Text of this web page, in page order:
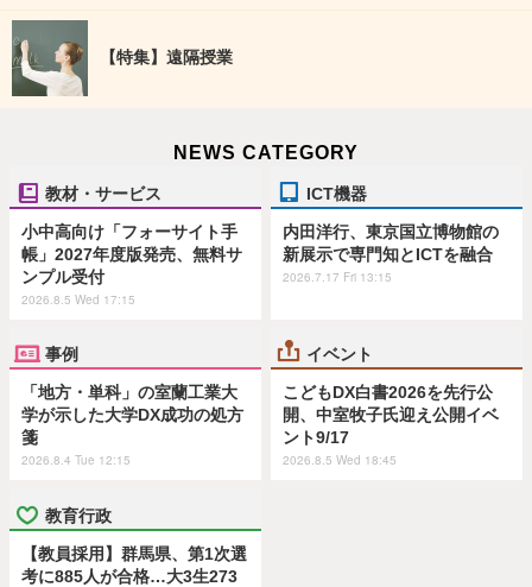
【特集】遠隔授業
NEWS CATEGORY
教材・サービス
小中高向け「フォーサイト手
帳」2027年度版発売、無料サ
ンプル受付
2026.8.5 Wed 17:15
ICT機器
内田洋行、東京国立博物館の
新展示で専門知とICTを融合
2026.7.17 Fri 13:15
事例
「地方・単科」の室蘭工業大
学が示した大学DX成功の処方
箋
2026.8.4 Tue 12:15
イベント
こどもDX白書2026を先行公
開、中室牧子氏迎え公開イベ
ント9/17
2026.8.5 Wed 18:45
教育行政
【教員採用】群馬県、第1次選
考に885人が合格…大3生273